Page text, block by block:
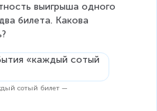
выигрыша одного
билета. Какова
сотый билет —